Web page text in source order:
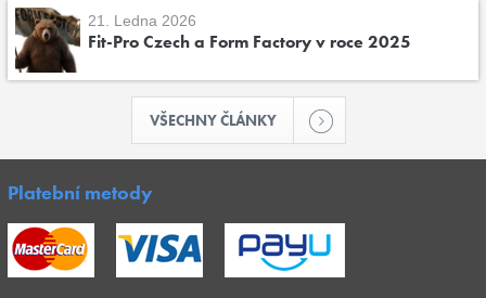
21. Ledna 2026
Fit-Pro Czech a Form Factory v roce 2025
VŠECHNY ČLÁNKY
Platební metody